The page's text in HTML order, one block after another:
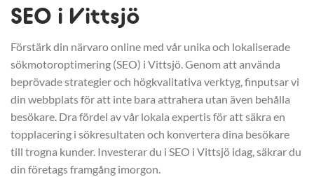
SEO i Vittsjö
Förstärk din närvaro online med vår unika och lokaliserade
sökmotoroptimering (SEO) i Vittsjö. Genom att använda
beprövade strategier och högkvalitativa verktyg, finputsar vi
din webbplats för att inte bara attrahera utan även behålla
besökare. Dra fördel av vår lokala expertis för att säkra en
topplacering i sökresultaten och konvertera dina besökare
till trogna kunder. Investerar du i SEO i Vittsjö idag, säkrar du
din företags framgång imorgon.